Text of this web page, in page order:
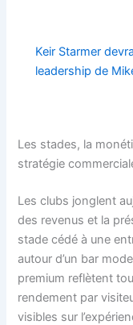
Keir Starmer
leadership de
Les stades, la
stratégie
Les clubs jonglent
des revenus et la
stade cédé à une
autour d’un bar
premium reflètent
rendement par
visibles sur